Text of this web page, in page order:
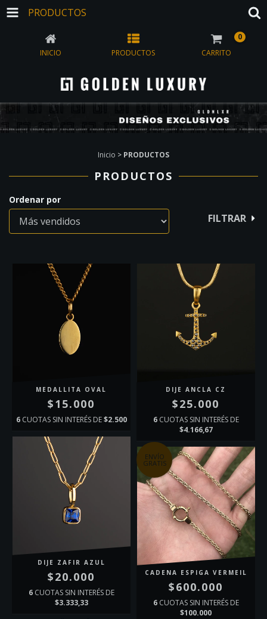
PRODUCTOS
INICIO PRODUCTOS CARRITO
0
Inicio > PRODUCTOS
PRODUCTOS
Ordenar por
FILTRAR
MEDALLITA OVAL
$15.000
6 CUOTAS SIN INTERÉS DE$2.500
DIJE ANCLA CZ
$25.000
6 CUOTAS SIN INTERÉS DE
$4.166,67
DIJE ZAFIR AZUL
$20.000
6 CUOTAS SIN INTERÉS DE
$3.333,33
ENVÍO
GRATIS
CADENA ESPIGA VERMEIL
$600.000
6 CUOTAS SIN INTERÉS DE
$100.000